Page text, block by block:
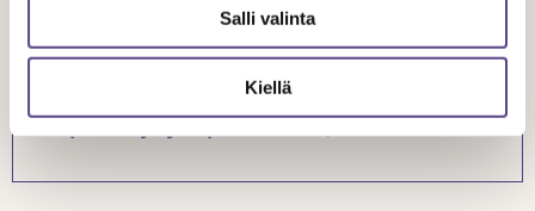
Salli valinta
Kiellä
Kilpailukykysopimus 2017